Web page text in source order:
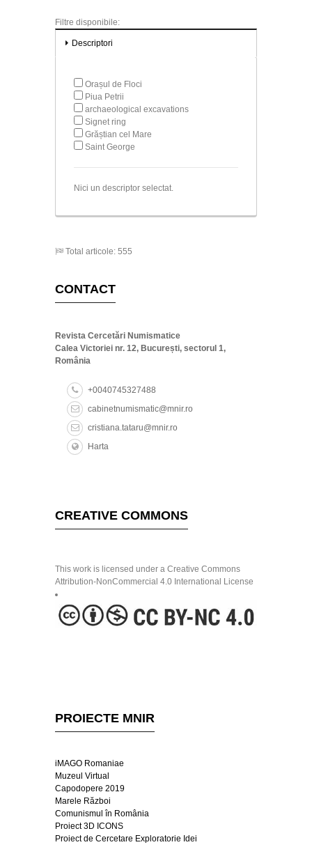
Filtre disponibile:
Descriptori
Orașul de Floci
Piua Petrii
archaeological excavations
Signet ring
Grăștian cel Mare
Saint George
Nici un descriptor selectat.
Total articole: 555
CONTACT
Revista Cercetări Numismatice
Calea Victoriei nr. 12, București, sectorul 1,
România
+0040745327488
cabinetnumismatic@mnir.ro
cristiana.tataru@mnir.ro
Harta
CREATIVE COMMONS
This work is licensed under a Creative Commons
Attribution-NonCommercial 4.0 International License
PROIECTE MNIR
iMAGO Romaniae
Muzeul Virtual
Capodopere 2019
Marele Război
Comunismul în România
Proiect 3D ICONS
Proiect de Cercetare Exploratorie Idei